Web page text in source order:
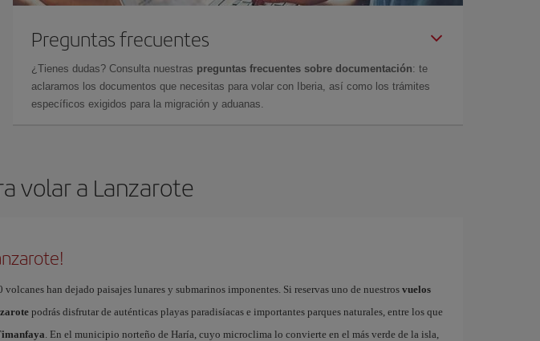
Preguntas frecuentes
¿Tienes dudas? Consulta nuestras preguntas frecuentes sobre documentación: te
aclaramos los documentos que necesitas para volar con Iberia, así como los trámites
específicos exigidos para la migración y aduanas.
volar a Lanzarote
volcanes han dejado paisajes lunares y submarinos imponentes. Si reservas uno de nuestros vuelos
podrás disfrutar de auténticas playas paradisíacas e importantes parques naturales, entre los que
. En el municipio norteño de Haría, cuyo microclima lo convierte en el más verde de la isla,